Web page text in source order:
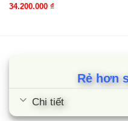
Kích thước dàn nóng
(kg):
34.200.000 ₫
Rẻ hơn
Chi tiết